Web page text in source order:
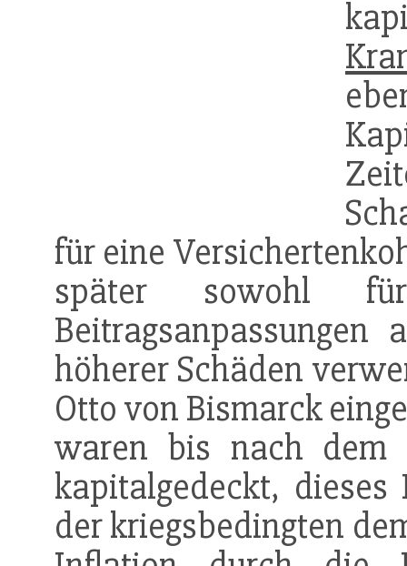
für eine
später
höherer Schäden
Otto von Bismarck
waren bis nach dem
kapitalgedeckt,
der kriegsbedingten